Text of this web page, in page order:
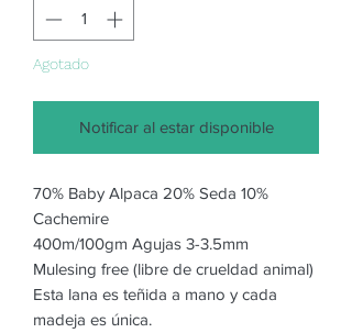
Agotado
Notificar al estar disponible
70% Baby Alpaca 20% Seda 10%
Cachemire
400m/100gm Agujas 3-3.5mm
Mulesing free (libre de crueldad animal)
Esta lana es teñida a mano y cada
madeja es única.